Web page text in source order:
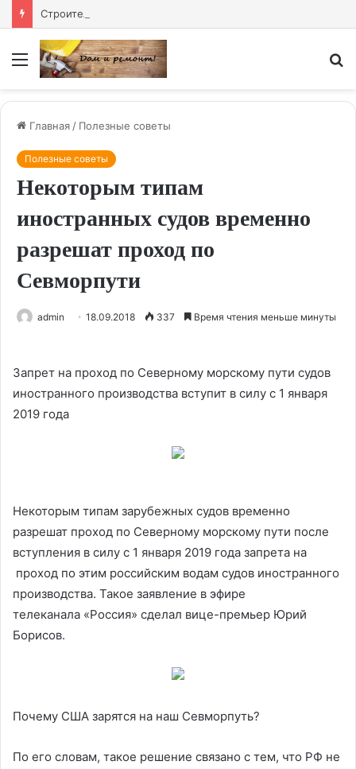
Меню
Главная/ Полезные советы
Полезные советы
Некоторым типам
иностранных судов временно
разрешат проход по
Севморпути
admin 18.09.2018 337 Время чтения меньше минуты
Запрет на проход по Северному морскому пути судов
иностранного производства вступит в силу с 1 января
2019 года
Некоторым типам зарубежных судов временно
разрешат проход по Северному морскому пути после
вступления в силу с 1 января 2019 года запрета на
проход по этим российским водам судов иностранного
производства. Такое заявление в эфире
телеканала «Россия» сделал вице-премьер Юрий
Борисов.
Почему США зарятся на наш Севморпуть?
По его словам, такое решение связано с тем, что РФ не